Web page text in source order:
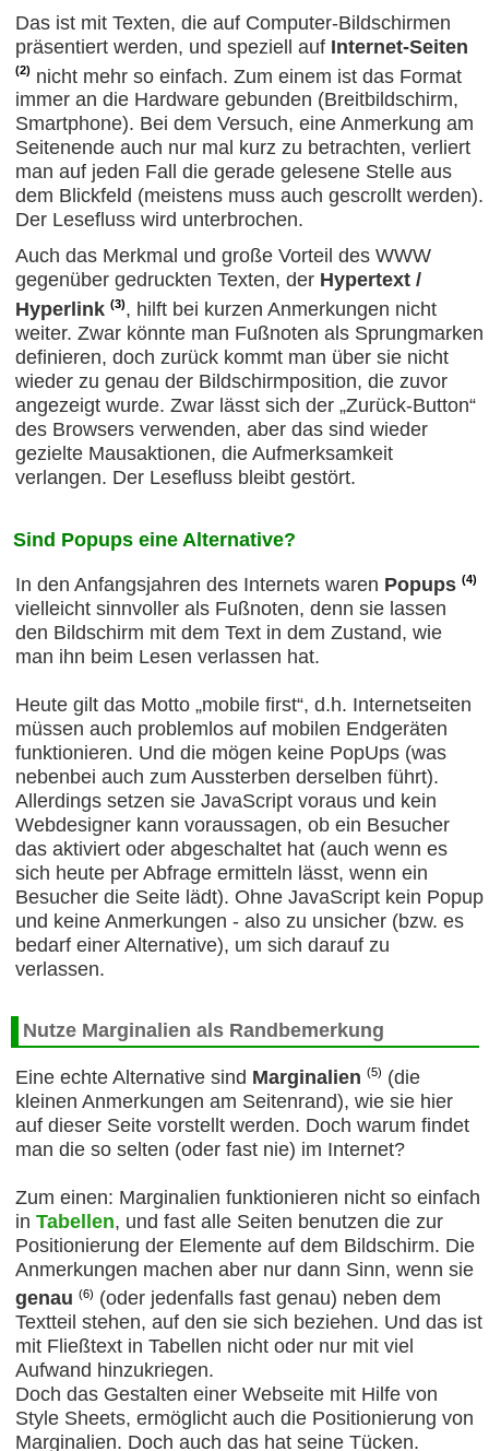
Das ist mit Texten, die auf Computer-Bildschirmen
präsentiert werden, und speziell auf Internet-Seiten
(2) nicht mehr so einfach. Zum einem ist das Format
immer an die Hardware gebunden (Breitbildschirm,
Smartphone). Bei dem Versuch, eine Anmerkung am
Seitenende auch nur mal kurz zu betrachten, verliert
man auf jeden Fall die gerade gelesene Stelle aus
dem Blickfeld (meistens muss auch gescrollt werden).
Der Lesefluss wird unterbrochen.
Auch das Merkmal und große Vorteil des WWW
gegenüber gedruckten Texten, der Hypertext /
Hyperlink (3), hilft bei kurzen Anmerkungen nicht
weiter. Zwar könnte man Fußnoten als Sprungmarken
definieren, doch zurück kommt man über sie nicht
wieder zu genau der Bildschirmposition, die zuvor
angezeigt wurde. Zwar lässt sich der „Zurück-Button“
des Browsers verwenden, aber das sind wieder
gezielte Mausaktionen, die Aufmerksamkeit
verlangen. Der Lesefluss bleibt gestört.
Sind Popups eine Alternative?
In den Anfangsjahren des Internets waren Popups (4)
vielleicht sinnvoller als Fußnoten, denn sie lassen
den Bildschirm mit dem Text in dem Zustand, wie
man ihn beim Lesen verlassen hat.
Heute gilt das Motto „mobile first“, d.h. Internetseiten
müssen auch problemlos auf mobilen Endgeräten
funktionieren. Und die mögen keine PopUps (was
nebenbei auch zum Aussterben derselben führt).
Allerdings setzen sie JavaScript voraus und kein
Webdesigner kann voraussagen, ob ein Besucher
das aktiviert oder abgeschaltet hat (auch wenn es
sich heute per Abfrage ermitteln lässt, wenn ein
Besucher die Seite lädt). Ohne JavaScript kein Popup
und keine Anmerkungen - also zu unsicher (bzw. es
bedarf einer Alternative), um sich darauf zu
verlassen.
Nutze Marginalien als Randbemerkung
Eine echte Alternative sind Marginalien (5) (die
kleinen Anmerkungen am Seitenrand), wie sie hier
auf dieser Seite vorstellt werden. Doch warum findet
man die so selten (oder fast nie) im Internet?
Zum einen: Marginalien funktionieren nicht so einfach
in Tabellen, und fast alle Seiten benutzen die zur
Positionierung der Elemente auf dem Bildschirm. Die
Anmerkungen machen aber nur dann Sinn, wenn sie
genau (6) (oder jedenfalls fast genau) neben dem
Textteil stehen, auf den sie sich beziehen. Und das ist
mit Fließtext in Tabellen nicht oder nur mit viel
Aufwand hinzukriegen.
Doch das Gestalten einer Webseite mit Hilfe von
Style Sheets, ermöglicht auch die Positionierung von
Marginalien. Doch auch das hat seine Tücken.